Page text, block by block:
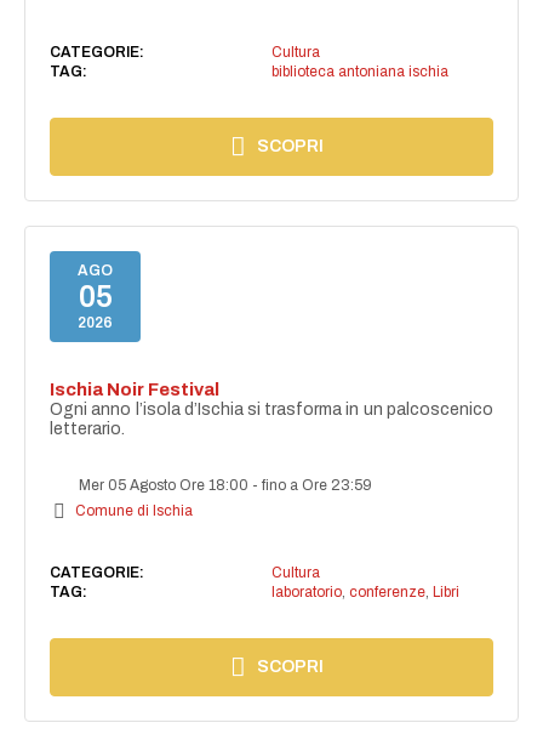
CATEGORIE:
Cultura
TAG:
biblioteca antoniana ischia
SCOPRI
AGO
05
2026
Ischia Noir Festival
Ogni anno l’isola d’Ischia si trasforma in un palcoscenico
letterario.
Mer 05 Agosto Ore 18:00 -fino a Ore 23:59
Comune di Ischia
CATEGORIE:
Cultura
TAG:
laboratorio, conferenze, Libri
SCOPRI